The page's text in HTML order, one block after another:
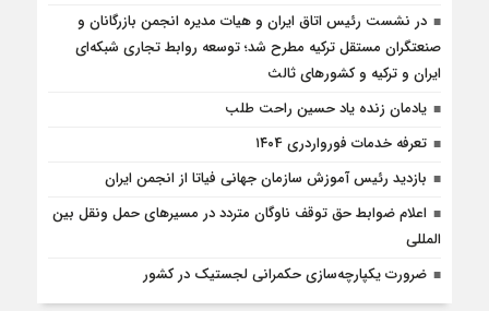
در نشست رئیس اتاق ایران و هیات مدیره انجمن بازرگانان و
صنعتگران مستقل ترکیه مطرح شد؛ توسعه روابط تجاری شبکه‌ای
ایران و ترکیه و کشورهای ثالث
یادمان زنده یاد حسین راحت طلب
تعرفه خدمات فورواردری ۱۴۰4
بازديد رئيس آموزش سازمان جهانی فياتا از انجمن ایران
اعلام ضوابط حق توقف ناوگان متردد در مسيرهاى حمل ونقل بين
المللى
ضرورت یکپارچه‌‌سازی حکمرانی لجستیک در کشور